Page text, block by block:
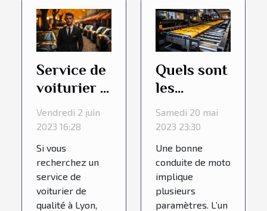
Service de
voiturier :
4 bonnes
raisons de
choisir
l’agence
ELIT à
Lyon
Vendredi 2 juin
2023 16:28
Si vous
recherchez un
service de
voiturier de
qualité à Lyon,
Quels sont
les
avantages
d’un Auto
Blipper ?
Samedi 20 mai
2023 23:30
Une bonne
conduite de moto
implique
plusieurs
paramètres. L’un